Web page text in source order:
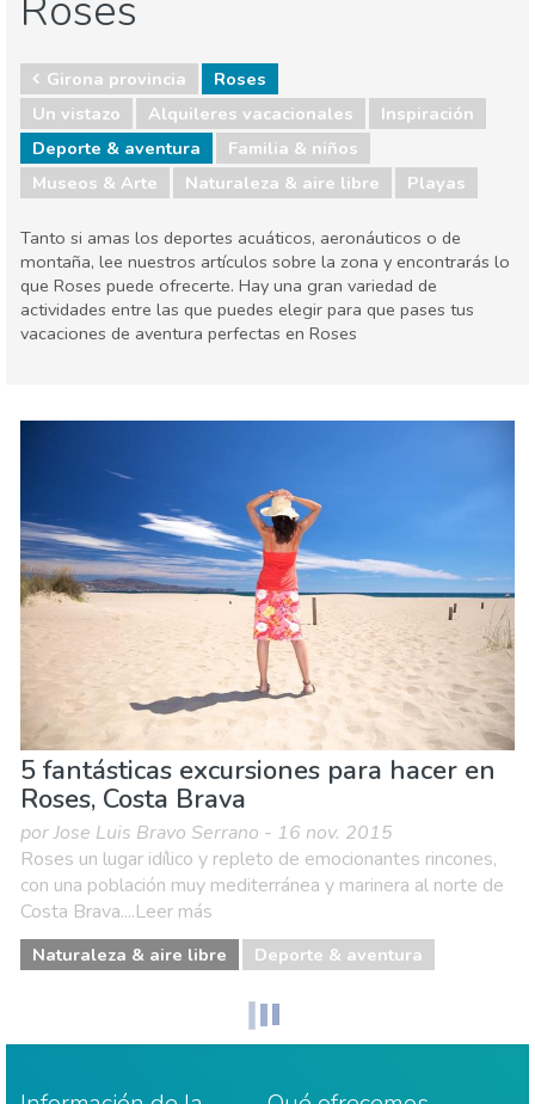
Girona provincia
Roses
Un vistazo
Alquileres vacacionales
Inspiración
Deporte & aventura
Familia & niños
Museos & Arte
Naturaleza & aire libre Playas
Tanto si amas los deportes acuáticos, aeronáuticos o de
montaña, lee nuestros artículos sobre la zona y encontrarás lo
que Roses puede ofrecerte. Hay una gran variedad de
actividades entre las que puedes elegir para que pases tus
vacaciones de aventura perfectas en Roses
Museos & Arte
Naturaleza & aire libre
5 fantásticas excursiones para hacer en
Roses, Costa Brava
por Jose Luis Bravo Serrano - 16 nov. 2015
Roses un lugar idílico y repleto de emocionantes rincones,
con una población muy mediterránea y marinera al norte de
Costa Brava....Leer más
Naturaleza & aire libre Deporte & aventura